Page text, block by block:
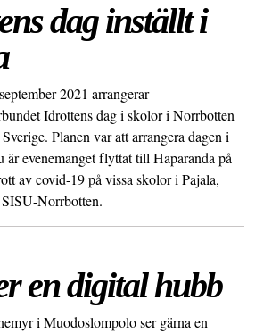
dag inställt i
2021 arrangerar
Idrottens dag i skolor i Norrbotten
Planen var att arrangera dagen i
är evenemanget flyttat till Haparanda på
av covid-19 på vissa skolor i Pajala,
Norrbotten.
en digital hubb
i Muodoslompolo ser gärna en